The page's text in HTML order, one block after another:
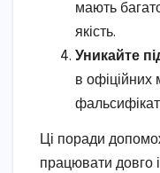
мають
якість.
Уникайте
в офіційних
Ці поради
працювати довго